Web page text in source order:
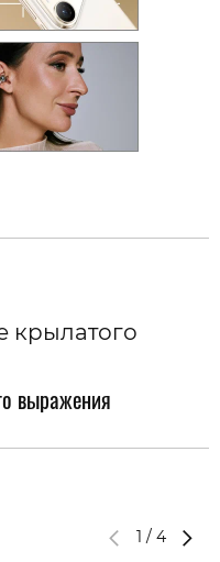
выражения
1 / 4